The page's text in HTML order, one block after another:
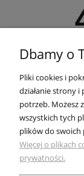
podgląd
Dbamy o
Pliki cookies i
działanie strony
potrzeb. Możesz
wszystkich tych
plików do swoich
Więcej o plikach
prywatności.